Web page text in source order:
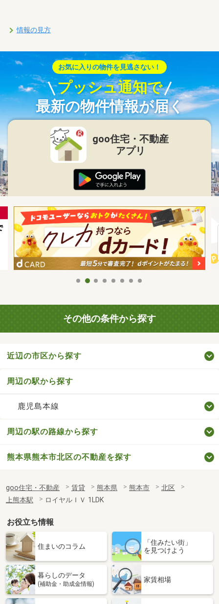
情報の見方
お気に入りの物件を見逃さない！
プッシュ通知で
最新の物件情報が届く
goo住宅・不動産
アプリ
その他の条件から探す
近辺の市区から探す
周辺の駅から探す
鹿児島本線
周辺の駅の路線から探す
熊本県熊本市北区の不動産を探す
goo住宅・不動産 賃貸 熊本県 熊本市
北区
上熊本駅
ロイヤルＩＶ 1LDK
お役立ち情報
住まいのコラム
「住みたい街」
を見つけよう
暮らしのデータ
(補助金・助成金情報)
家賃相場